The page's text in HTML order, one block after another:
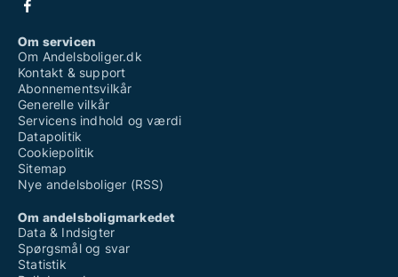
Om servicen
Om Andelsboliger.dk
Kontakt & support
Abonnementsvilkår
Generelle vilkår
Servicens indhold og værdi
Datapolitik
Cookiepolitik
Sitemap
Nye andelsboliger (RSS)
Om andelsboligmarkedet
Data & Indsigter
Spørgsmål og svar
Statistik